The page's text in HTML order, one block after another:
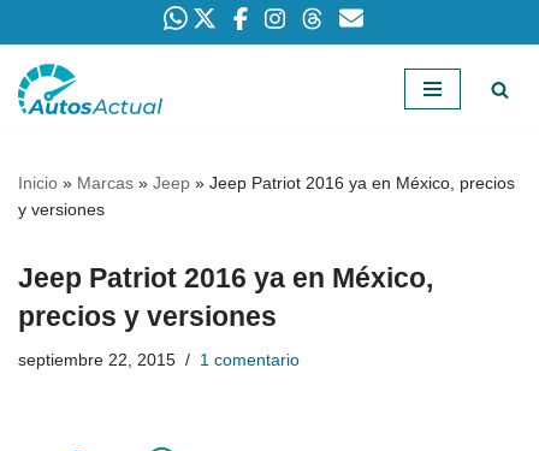
Saltar
Inicio » Marcas » Jeep » Jeep Patriot 2016 ya en México, precios
y versiones
Jeep Patriot 2016 ya en México,
precios y versiones
septiembre 22, 2015 1 comentario